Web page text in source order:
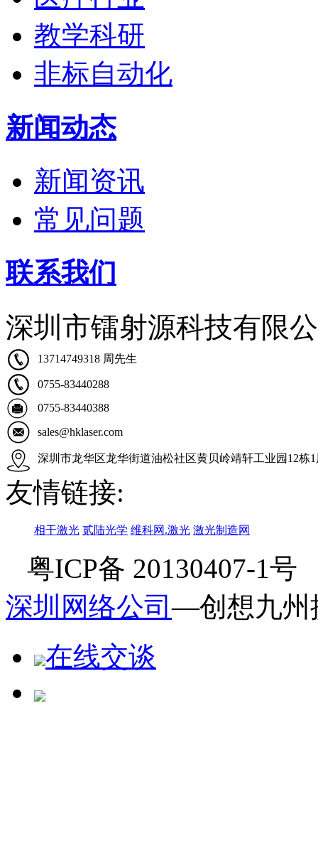
教学科研
非标自动化
新闻动态
新闻资讯
常见问题
联系我们
深圳市镭射源科技有限
13714749318 周先生
0755-83440288
0755-83440388
sales@hklaser.com
深圳市龙华区龙华街道油松社区黄贝岭靖轩工业园12栋1
友情链接:
相干激光 贰陆光学 维科网.激光 激光制造网
粤ICP备 20130407-1号
深圳网络公司—创想九州
在线交谈